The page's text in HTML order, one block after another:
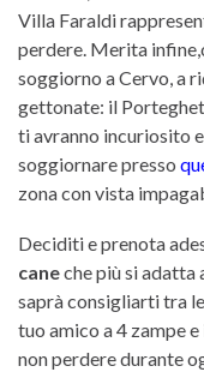
Villa Faraldi
perdere. Merita
soggiorno a Cervo, a
gettonate: il
ti avranno incuriosito
soggiornare presso
zona con vista
Deciditi e prenota
caneche più si adatta
saprà consigliarti tra
tuo amico a 4 zampe
non perdere durante